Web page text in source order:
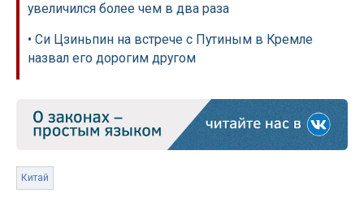
увеличился более чем в два раза
• Си Цзиньпин на встрече с Путиным в Кремле
назвал его дорогим другом
Китай